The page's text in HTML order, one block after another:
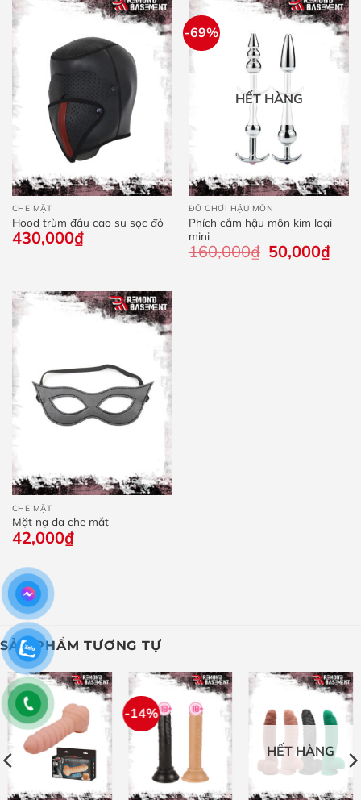
CHE MẶT
Hood trùm đầu cao su sọc đỏ
430,000₫
-69%
HẾT HÀNG
ĐỒ CHƠI HẬU MÔN
Phích cắm hậu môn kim loại
mini
160,000₫ Giá
gốc
50,000₫Giá
hiện
CHE MẶT
Mặt nạ da che mắt
42,000₫
SẢN PHẨM TƯƠNG TỰ
-14%
HẾT HÀNG